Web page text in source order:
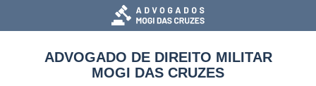
ADVOGADO DE DIREITO MILITAR
MOGI DAS CRUZES